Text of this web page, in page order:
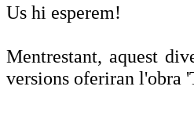
Us hi esperem!
Mentrestant, aquest
versions oferiran l'obra